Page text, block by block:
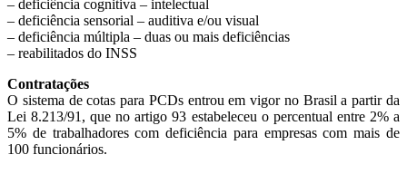
– deficiência cognitiva – intelectual
– deficiência sensorial – auditiva e/ou visual
– deficiência múltipla – duas ou mais deficiências
– reabilitados do INSS
Contratações
O sistema de cotas para PCDs entrou em vigor no Brasil a partir da
Lei 8.213/91, que no artigo 93 estabeleceu o percentual entre 2% a
5% de trabalhadores com deficiência para empresas com mais de
100 funcionários.